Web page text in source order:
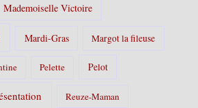
Mademoiselle Victoire
Mardi-Gras Margot la fileuse
Pelette Pelot
Reuze-Maman